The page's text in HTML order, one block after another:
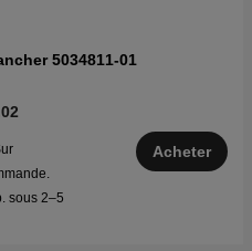
5034811-01
sous 2–5
Acheter